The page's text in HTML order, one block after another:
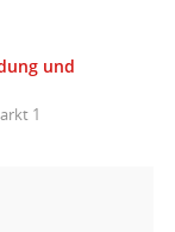
und
1